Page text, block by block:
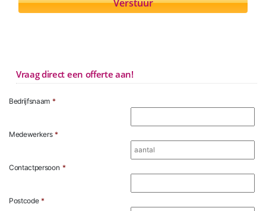
Vraag direct een offerte aan!
Bedrijfsnaam *
Medewerkers *
Contactpersoon *
Postcode *